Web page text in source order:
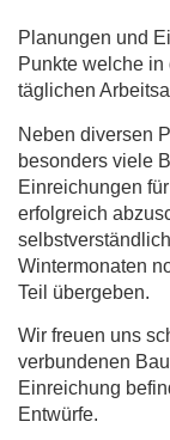
Planungen und
Punkte welche
täglichen
Neben diversen
besonders viele
Einreichungen
erfolgreich
Wintermonaten
Teil übergeben.
Wir freuen uns
verbundenen
Einreichung
Entwürfe.